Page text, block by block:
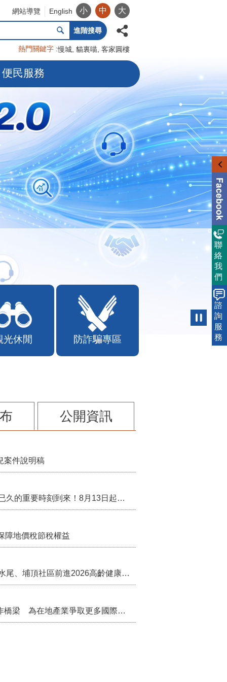
網站導覽 English 小 中 大
進階搜尋
熱門關鍵字 慢城 貓裏喵 客家圓樓
便民服務
光休閒 防詐騙專區
公開資訊
聯
絡
我
們
諮
詢
服
務